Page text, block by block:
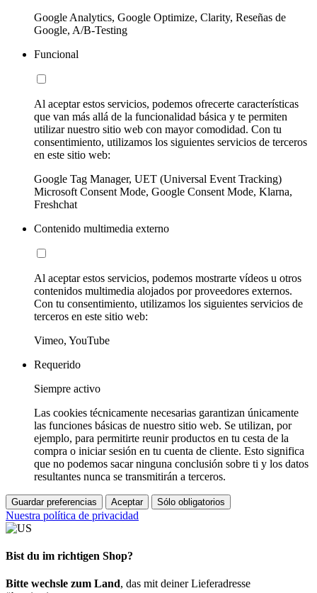
Google Analytics, Google Optimize, Clarity, Reseñas de
Google, A/B-Testing
Funcional
Al aceptar estos servicios, podemos ofrecerte características
que van más allá de la funcionalidad básica y te permiten
utilizar nuestro sitio web con mayor comodidad. Con tu
consentimiento, utilizamos los siguientes servicios de terceros
en este sitio web:
Google Tag Manager, UET (Universal Event Tracking)
Microsoft Consent Mode, Google Consent Mode, Klarna,
Freshchat
Contenido multimedia externo
Al aceptar estos servicios, podemos mostrarte vídeos u otros
contenidos multimedia alojados por proveedores externos.
Con tu consentimiento, utilizamos los siguientes servicios de
terceros en este sitio web:
Vimeo, YouTube
Requerido
Siempre activo
Las cookies técnicamente necesarias garantizan únicamente
las funciones básicas de nuestro sitio web. Se utilizan, por
ejemplo, para permitirte reunir productos en tu cesta de la
compra o iniciar sesión en tu cuenta de cliente. Esto significa
que no podemos sacar ninguna conclusión sobre ti y los datos
resultantes nunca se transmitirán a terceros.
Guardar preferencias Aceptar Sólo obligatorios
Nuestra política de privacidad
Bist du im richtigen Shop?
Bitte wechsle zum Land, das mit deiner Lieferadresse